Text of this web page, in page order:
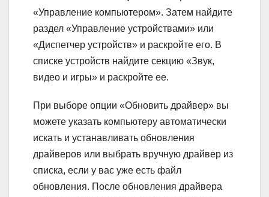
«Управление компьютером». Затем найдите
раздел «Управление устройствами» или
«Диспетчер устройств» и раскройте его. В
списке устройств найдите секцию «Звук,
видео и игры» и раскройте ее.
При выборе опции «Обновить драйвер» вы
можете указать компьютеру автоматически
искать и устанавливать обновления
драйверов или выбрать вручную драйвер из
списка, если у вас уже есть файл
обновления. После обновления драйвера